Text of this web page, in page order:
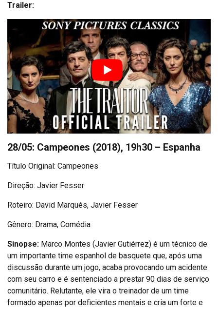
Trailer:
28/05: Campeones (2018), 19h30 – Espanha
Título Original: Campeones
Direção: Javier Fesser
Roteiro: David Marqués, Javier Fesser
Gênero: Drama, Comédia
Sinopse: Marco Montes (Javier Gutiérrez) é um técnico de
um importante time espanhol de basquete que, após uma
discussão durante um jogo, acaba provocando um acidente
com seu carro e é sentenciado a prestar 90 dias de serviço
comunitário. Relutante, ele vira o treinador de um time
formado apenas por deficientes mentais e cria um forte e